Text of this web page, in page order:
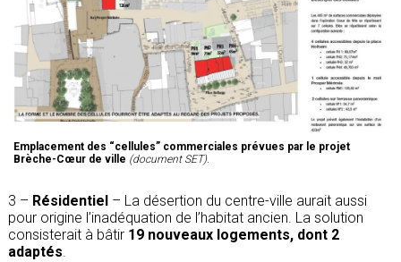
Emplacement des “cellules” commerciales prévues par le projet
Brèche-Cœur de ville (document SET).
3 – Résidentiel – La désertion du centre-ville aurait aussi
pour origine l’inadéquation de l’habitat ancien. La solution
consisterait à bâtir 19 nouveaux logements, dont 2
adaptés.